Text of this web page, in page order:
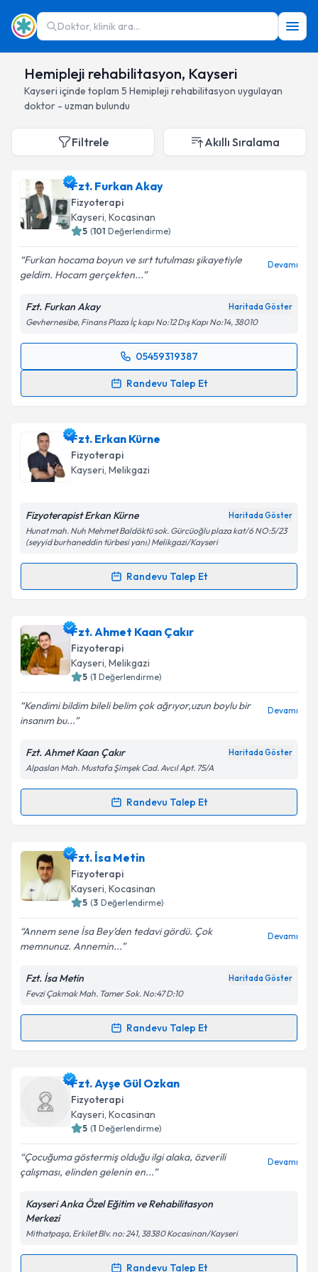
Doktor, klinik ara...
Hemipleji rehabilitasyon, Kayseri
Kayseri içinde toplam 5 Hemipleji rehabilitasyon uygulayan
doktor - uzman bulundu
Filtrele Akıllı Sıralama
Fzt. Furkan Akay
Fizyoterapi
Kayseri, Kocasinan
5 (101 Değerlendirme)
Furkan hocama boyun ve sırt tutulması şikayetiyle
geldim. Hocam gerçekten...
Devamı
Fzt. Furkan Akay Haritada Göster
Gevhernesibe, Finans Plaza İç kapı No:12 Dış Kapı No:14, 38010
05459319387
Randevu Talep Et
Randevu Takvimi Talebi
takvim hazırlandığında e-posta ile bilgilendireceğiz.
E-posta Adresiniz
Kişisel verilerimin işlenmesine ilişkinAydınlatma
'ni okudum ve kişisel verilerimin belirtilen
kapsamda işlenmesini kabul ediyorum.
Fzt. Erkan Kürne
Fizyoterapi
Kayseri, Melikgazi
Fizyoterapist Erkan Kürne Haritada Göster
Hunat mah. Nuh Mehmet Baldöktü sok. Gürcüoğlu plaza kat/6 NO:5/23
(seyyid burhaneddin türbesi yanı) Melikgazi/Kayseri
Randevu Talep Et
Randevu Takvimi Talebi
Fzt. Erkan Kürne için randevu takvimi talebi
oluşturun. Size bu uzmandan randevu almanız için bir
takvim hazırlandığında e-posta ile bilgilendireceğiz.
Kişisel verilerimin işlenmesine ilişkin
Aydınlatma
Metni'ni okudum ve kişisel verilerimin belirtilen
kapsamda işlenmesini kabul ediyorum.
Fzt. Ahmet Kaan Çakır
Fizyoterapi
Kayseri, Melikgazi
5 (1 Değerlendirme)
Kendimi bildim bileli belim çok ağrıyor,uzun boylu bir
insanım bu...
Devamı
Fzt. Ahmet Kaan Çakır Haritada Göster
Alpaslan Mah. Mustafa Şimşek Cad. Avcıl Apt. 75/A
Randevu Talep Et
Randevu Takvimi Talebi
Fzt. Ahmet Kaan Çakır
oluşturun. Size bu uzmandan randevu almanız için bir
takvim hazırlandığında e-posta ile bilgilendireceğiz.
Kişisel verilerimin işlenmesine ilişkin
Aydınlatma
Metni'ni okudum ve kişisel verilerimin belirtilen
kapsamda işlenmesini kabul ediyorum.
Fzt. İsa Metin
Fizyoterapi
Kayseri, Kocasinan
5 (3 Değerlendirme)
Annem sene İsa Bey’den tedavi gördü. Çok
memnunuz. Annemin...
Devamı
Fzt. İsa Metin Haritada Göster
Fevzi Çakmak Mah. Tamer Sok. No:47 D:10
Randevu Talep Et
Randevu Takvimi Talebi
Fzt. İsa Metiniçin randevu takvimi talebi oluşturun.
Size bu uzmandan randevu almanız için bir takvim
hazırlandığında e-posta ile bilgilendireceğiz.
Kişisel verilerimin işlenmesine ilişkin
kapsamda işlenmesini kabul ediyorum.
Fzt. Ayşe Gül Ozkan
Fizyoterapi
Kayseri, Kocasinan
5 (1 Değerlendirme)
Çocuğuma göstermiş olduğu ilgi alaka, özverili
çalışması, elinden gelenin en...
Devamı
Kayseri Anka Özel Eğitim ve Rehabilitasyon
Merkezi
Mithatpaşa, Erkilet Blv. no: 241, 38380 Kocasinan/Kayseri
Randevu Talep Et